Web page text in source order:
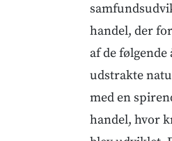
handel, der
af de
udstrakte
med en
handel, hvor